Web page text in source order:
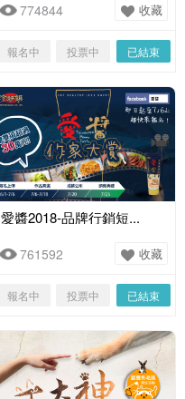
774844 收藏
報名中 投票中 已結束
愛醬2018-品牌行銷短...
761592 收藏
報名中 投票中 已結束